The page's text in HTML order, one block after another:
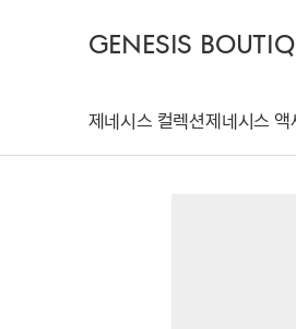
GENESIS
제네시스 컬렉션제네시스 액